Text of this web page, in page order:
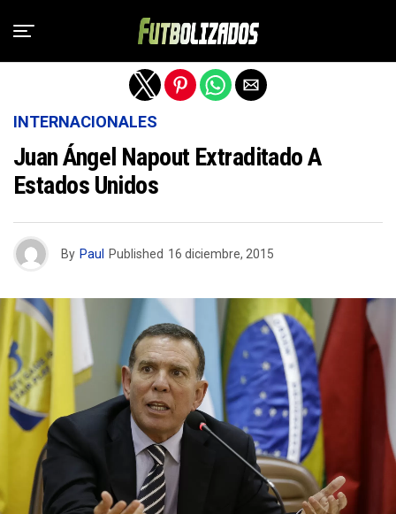
INTERNACIONALES
Juan Ángel Napout Extraditado A
Estados Unidos
By Paul Published 16 diciembre, 2015
Salir de la versión móvil